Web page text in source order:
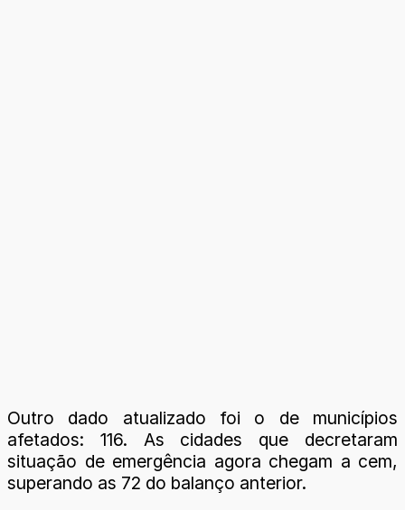
Outro dado atualizado foi o de municípios
afetados: 116. As cidades que decretaram
situação de emergência agora chegam a cem,
superando as 72 do balanço anterior.